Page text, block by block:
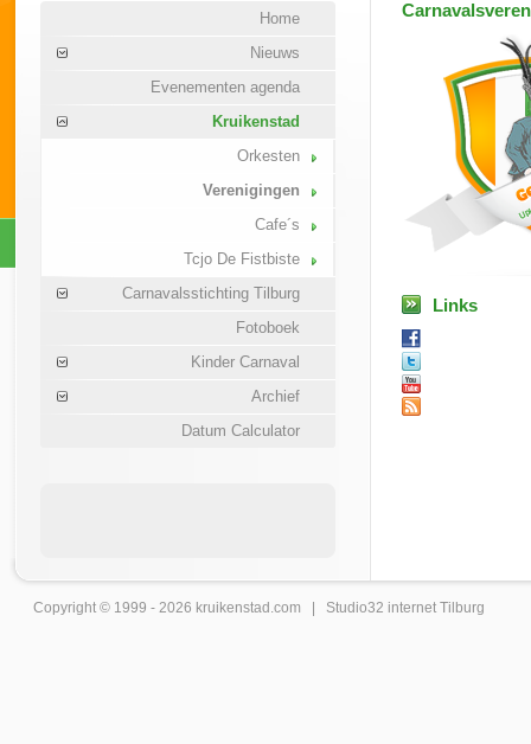
Home
Nieuws
Evenementen agenda
Kruikenstad
Orkesten
Verenigingen
Cafe´s
Tcjo De Fistbiste
Carnavalsstichting Tilburg
Fotoboek
Kinder Carnaval
Archief
Datum Calculator
Links
Copyright © 1999 - 2026 kruikenstad .com | Studio32 internet Tilburg